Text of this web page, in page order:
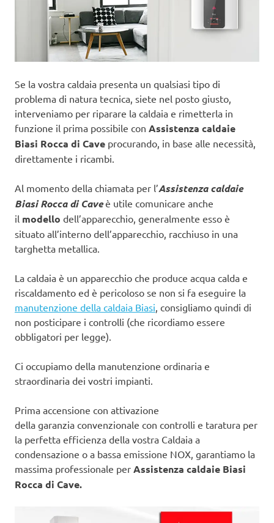
Se la vostra caldaia presenta un qualsiasi tipo di
problema di natura tecnica, siete nel posto giusto,
interveniamo per riparare la caldaia e rimetterla in
funzione il prima possibile con Assistenza caldaie
Biasi Rocca di Cave procurando, in base alle necessità,
direttamente i ricambi.
Al momento della chiamata per l’Assistenza caldaie
Biasi Rocca di Caveè utile comunicare anche
il modello dell’apparecchio, generalmente esso è
situato all’interno dell’apparecchio, racchiuso in una
targhetta metallica.
La caldaia è un apparecchio che produce acqua calda e
riscaldamento ed è pericoloso se non si fa eseguire la
manutenzione della caldaia Biasi , consigliamo quindi di
non posticipare i controlli (che ricordiamo essere
obbligatori per legge).
Ci occupiamo della manutenzione ordinaria e
straordinaria dei vostri impianti.
Prima accensione con attivazione
della garanzia convenzionale con controlli e taratura per
la perfetta efficienza della vostra Caldaia a
condensazione o a bassa emissione NOX, garantiamo la
massima professionale per Assistenza caldaie Biasi
Rocca di Cave.